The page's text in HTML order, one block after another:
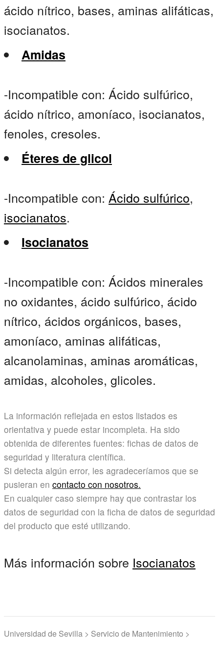
ácido nítrico, bases, aminas alifáticas,
isocianatos.
Amidas
-Incompatible con: Ácido sulfúrico,
ácido nítrico, amoníaco, isocianatos,
fenoles, cresoles.
Éteres de glicol
-Incompatible con: Ácido sulfúrico,
isocianatos.
Isocianatos
-Incompatible con: Ácidos minerales
no oxidantes, ácido sulfúrico, ácido
nítrico, ácidos orgánicos, bases,
amoníaco, aminas alifáticas,
alcanolaminas, aminas aromáticas,
amidas, alcoholes, glicoles.
La información reflejada en estos listados es
orientativa y puede estar incompleta. Ha sido
obtenida de diferentes fuentes: fichas de datos de
seguridad y literatura científica.
Si detecta algún error, les agradeceríamos que se
pusieran en contacto con nosotros.
En cualquier caso siempre hay que contrastar los
datos de seguridad con la ficha de datos de seguridad
del producto que esté utilizando.
Más información sobre Isocianatos
Universidad de Sevilla > Servicio de Mantenimiento >